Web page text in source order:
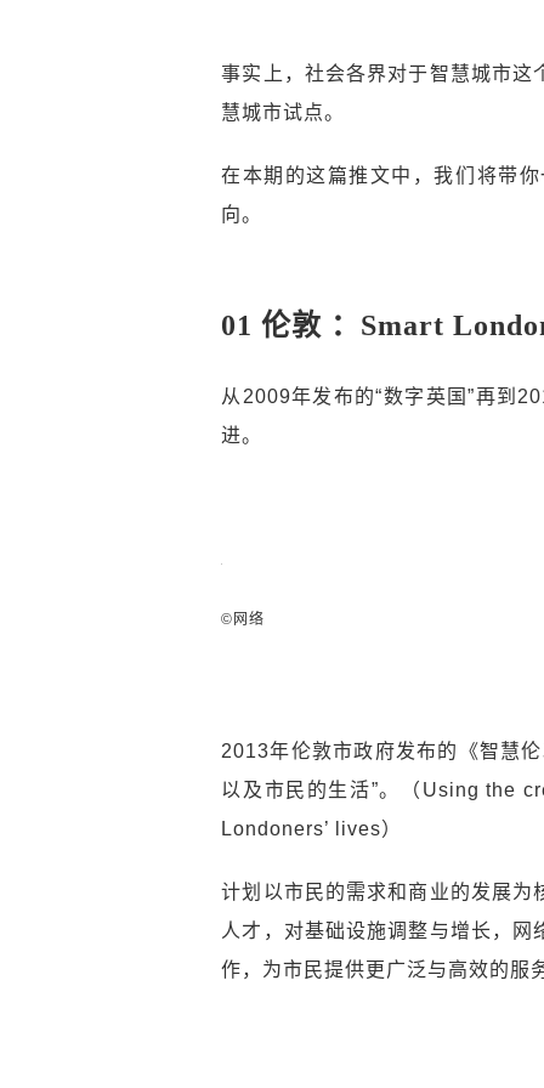
事实上，社会各界对于智慧城市这
慧城市试点。
在本期的这篇推文中，我们将带
向。
01 伦敦 ：Smart
从2009年发布的“数字英国”再到
进。
©网络
2013年伦敦市政府发布的《智慧
以及市民的生活”。（Using the
Londoners’ lives）
计划以市民的需求和商业的发展为
人才，对基础设施调整与增长，
作，为市民提供更广泛与高效的服